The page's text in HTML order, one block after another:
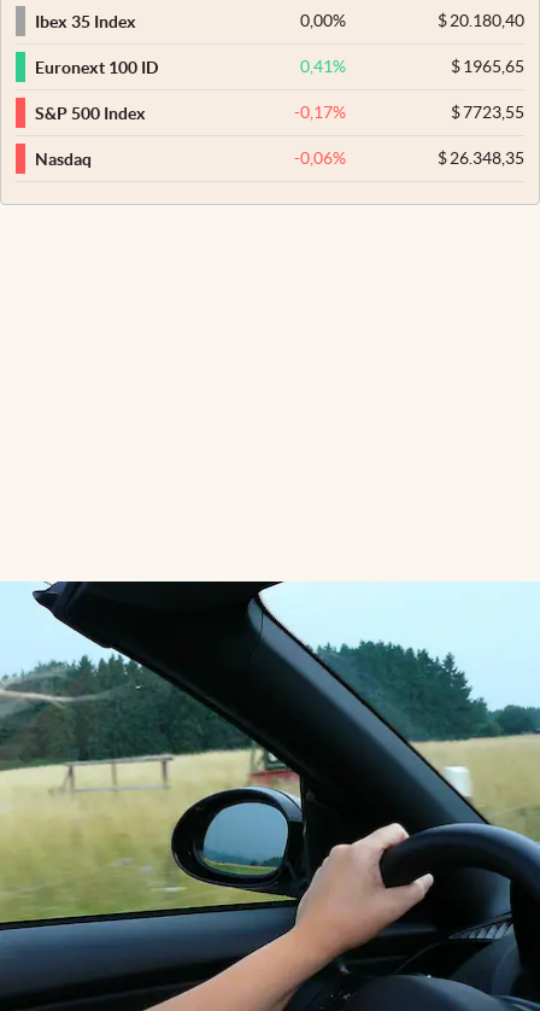
Ibex 35 Index
0,00% $20.180,40
Euronext 100 ID 0,41% $1965,65
S&P 500 Index -0,17% $7723,55
Nasdaq -0,06% $26.348,35